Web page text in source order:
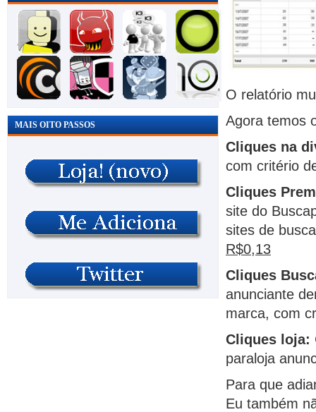
MAIS OITO PASSOS
O relatório
Agora temos
Cliques na
com critério
Cliques
site do
sites de
R$0,13
Cliques
anunciante
marca, com
Cliques loja:
paraloja
Para que
Eu também